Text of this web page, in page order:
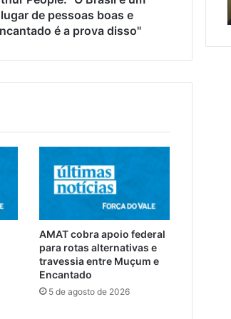
lugar de pessoas boas e
é a prova disso"
AMAT cobra apoio federal
para rotas alternativas e
travessia entre Muçum e
Encantado
5 de agosto de 2026
de cuidar